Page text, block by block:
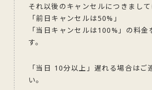
それ以後のキャンセルにつきまして
「前日キャンセルは50%」
「当日キャンセルは100%」の料金
す。
「当日 10分以上」遅れる場合はご
い。